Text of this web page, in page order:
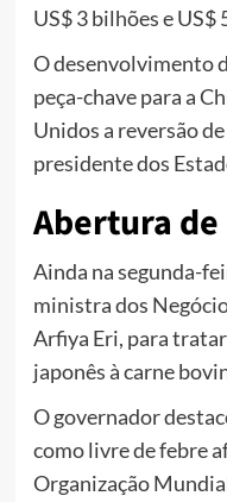
US$ 3 bilhões e US$
O desenvolvimento
peça-chave para a
Unidos a reversão
presidente dos
Abertura
Ainda na segunda-
ministra dos
Arfiya Eri, para
japonês à carne
O governador
como livre de febre
Organização